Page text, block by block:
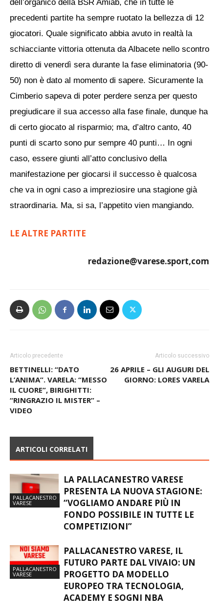
dell’organico della BSR Amiab, che in tutte le
precedenti partite ha sempre ruotato la bellezza di 12
giocatori. Quale significato abbia avuto in realtà la
schiacciante vittoria ottenuta da Albacete nello scontro
diretto di venerdì sera durante la fase eliminatoria (90-
50) non è dato al momento di sapere. Sicuramente la
Cimberio sapeva di poter perdere senza per questo
pregiudicare il sua accesso alla fase finale, dunque ha
di certo giocato al risparmio; ma, d’altro canto, 40
punti di scarto sono pur sempre 40 punti… In ogni
caso, essere giunti all’atto conclusivo della
manifestazione per giocarsi il successo è qualcosa
che va in ogni caso a impreziosire una stagione già
straordinaria. Ma, si sa, l’appetito vien mangiando.
LE ALTRE PARTITE
redazione@varese.sport,com
Articolo precedente
BETTINELLI: “DATO
L’ANIMA”. VARELA: “MESSO
IL CUORE”, BIRIGHITTI:
“RINGRAZIO IL MISTER” –
VIDEO
Articolo successivo
26 APRILE – GLI AUGURI DEL
GIORNO: LORES VARELA
ARTICOLI CORRELATI
PALLACANESTRO
VARESE
LA PALLACANESTRO VARESE
PRESENTA LA NUOVA STAGIONE:
“VOGLIAMO ANDARE PIÙ IN
FONDO POSSIBILE IN TUTTE LE
COMPETIZIONI”
PALLACANESTRO
VARESE
PALLACANESTRO VARESE, IL
FUTURO PARTE DAL VIVAIO: UN
PROGETTO DA MODELLO
EUROPEO TRA TECNOLOGIA,
ACADEMY E SOGNI NBA